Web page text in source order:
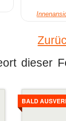
dieser
BALD
Details
ansehen